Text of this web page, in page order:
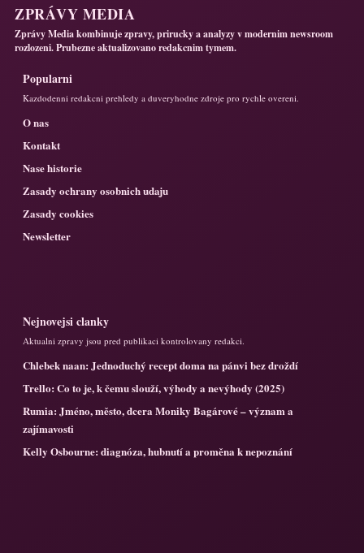
ZPRÁVY MEDIA
Zprávy Media kombinuje zpravy, prirucky a analyzy v modernim newsroom
rozlozeni. Prubezne aktualizovano redakcnim tymem.
Popularni
Kazdodenni redakcni prehledy a duveryhodne zdroje pro rychle overeni.
O nas
Kontakt
Nase historie
Zasady ochrany osobnich udaju
Zasady cookies
Newsletter
Nejnovejsi clanky
Aktualni zpravy jsou pred publikaci kontrolovany redakci.
Chlebek naan: Jednoduchý recept doma na pánvi bez droždí
Trello: Co to je, k čemu slouží, výhody a nevýhody (2025)
Rumia: Jméno, město, dcera Moniky Bagárové – význam a
zajímavosti
Kelly Osbourne: diagnóza, hubnutí a proměna k nepoznání